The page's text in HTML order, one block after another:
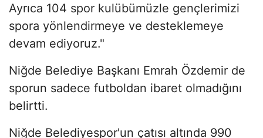
Ayrıca 104 spor kulübümüzle gençlerimizi
spora yönlendirmeye ve desteklemeye
devam ediyoruz."
Niğde Belediye Başkanı Emrah Özdemir de
sporun sadece futboldan ibaret olmadığını
belirtti.
Niğde Belediyespor'un çatısı altında 990